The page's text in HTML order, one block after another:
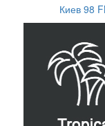
Киев 98